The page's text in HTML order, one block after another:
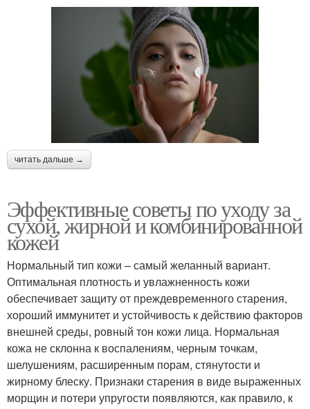
читать дальше →
Эффективные советы по уходу за
сухой, жирной и комбинированной
кожей
Нормальный тип кожи – самый желанный вариант.
Оптимальная плотность и увлажненность кожи
обеспечивает защиту от преждевременного старения,
хороший иммунитет и устойчивость к действию факторов
внешней среды, ровный тон кожи лица. Нормальная
кожа не склонна к воспалениям, черным точкам,
шелушениям, расширенным порам, стянутости и
жирному блеску. Признаки старения в виде выраженных
морщин и потери упругости появляются, как правило, к